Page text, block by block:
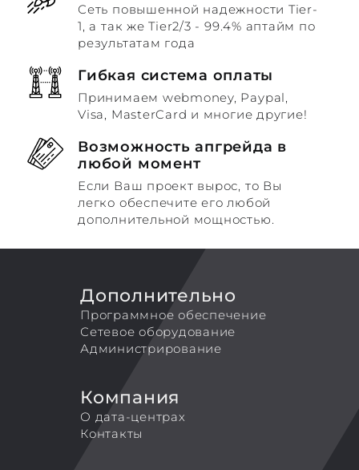
Сеть повышенной надежности Tier-
1, а так же Tier2/3 - 99.4% аптайм по
результатам года
Гибкая система оплаты
Принимаем webmoney, Paypal,
Visa, MasterCard и многие другие!
Возможность апгрейда в
любой момент
Если Ваш проект вырос, то Вы
легко обеспечите его любой
дополнительной мощностью.
Дополнительно
Программное обеспечение
Сетевое оборудование
Администрирование
Компания
О дата-центрах
Контакты